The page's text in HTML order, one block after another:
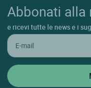
Abbonati alla
e ricevi tutte le news e i